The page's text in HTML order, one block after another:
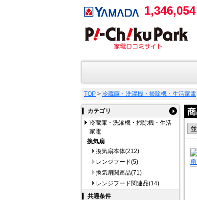
1,346,054
TOP > 冷蔵庫・洗濯機・掃除機・生活家電
カテゴリ
冷蔵庫・洗濯機・掃除機・生活
家電
換気扇
換気扇本体(212)
レンジフード(5)
換気扇関連品(71)
レンジフード関連品(14)
共通条件